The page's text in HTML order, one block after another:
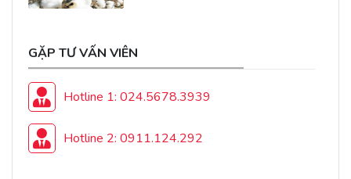
GẶP TƯ VẤN VIÊN
Hotline 1: 024.5678.3939
Hotline 2: 0911.124.292